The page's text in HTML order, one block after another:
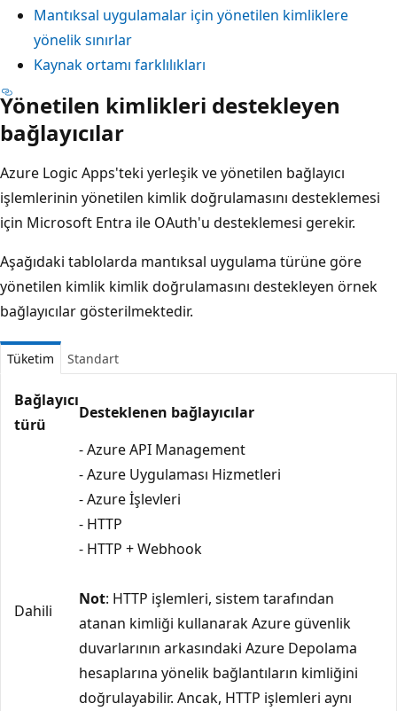
Mantıksal uygulamalar için yönetilen kimliklere
yönelik sınırlar
Kaynak ortamı farklılıkları
Yönetilen kimlikleri destekleyen
bağlayıcılar
Azure Logic Apps'teki yerleşik ve yönetilen bağlayıcı
işlemlerinin yönetilen kimlik doğrulamasını desteklemesi
için Microsoft Entra ile OAuth'u desteklemesi gerekir.
Aşağıdaki tablolarda mantıksal uygulama türüne göre
yönetilen kimlik kimlik doğrulamasını destekleyen örnek
bağlayıcılar gösterilmektedir.
Tüketim Standart
Bağlayıcı
türü
Desteklenen bağlayıcılar
Dahili
- Azure API Management
- Azure Uygulaması Hizmetleri
- Azure İşlevleri
- HTTP
- HTTP + Webhook
Not: HTTP işlemleri, sistem tarafından
atanan kimliği kullanarak Azure güvenlik
duvarlarının arkasındaki Azure Depolama
hesaplarına yönelik bağlantıların kimliğini
doğrulayabilir. Ancak, HTTP işlemleri aynı